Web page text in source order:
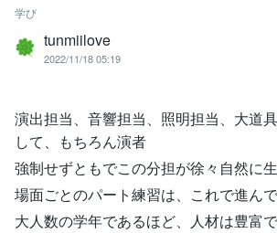
学び
tunmiilove
2022/11/18 05:19
演出担当、音響担当、照明担当、大道
して、もちろん演者
強制せずともでこの分担が徐々自然に
場面ごとのパート練習は、これで進ん
大人数の学年であるほど、人材は豊富